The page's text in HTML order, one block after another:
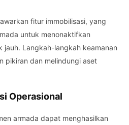
fitur immobilisasi, yang
untuk menonaktifkan
jauh. Langkah-langkah keamanan
pikiran dan melindungi aset
Operasional
armada dapat menghasilkan